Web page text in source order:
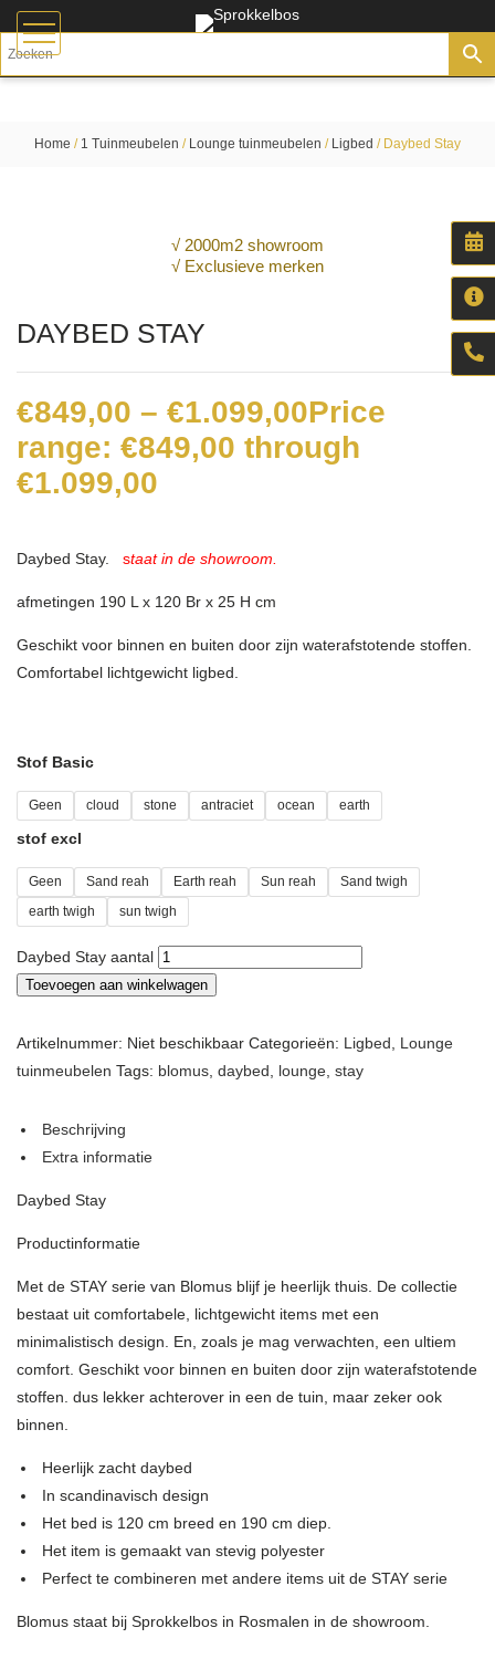
Home / 1 Tuinmeubelen / Lounge tuinmeubelen / Ligbed / Daybed Stay
√ 2000m2 showroom
√ Exclusieve merken
DAYBED STAY
€849,00 – €1.099,00Price
range: €849,00 through
€1.099,00
Daybed Stay. staat in de showroom.
afmetingen 190 L x 120 Br x 25 H cm
Geschikt voor binnen en buiten door zijn waterafstotende stoffen.
Comfortabel lichtgewicht ligbed.
Stof Basic
Geen cloud stone antraciet ocean earth
stof excl
Geen Sand reah Earth reah Sun reah
Sand twigh
earth twigh
sun twigh
Daybed Stay aantal
Toevoegen aan winkelwagen
Artikelnummer: Niet beschikbaar Categorieën: Ligbed
Lounge
tuinmeubelen Tags: blomus daybed lounge stay
Beschrijving
Extra informatie
Daybed Stay
Productinformatie
Met de STAY serie van Blomus blijf je heerlijk thuis. De collectie
bestaat uit comfortabele, lichtgewicht items met een
minimalistisch design. En, zoals je mag verwachten, een ultiem
comfort. Geschikt voor binnen en buiten door zijn waterafstotende
stoffen. dus lekker achterover in een de tuin, maar zeker ook
binnen.
Heerlijk zacht daybed
In scandinavisch design
Het bed is 120 cm breed en 190 cm diep.
Het item is gemaakt van stevig polyester
Perfect te combineren met andere items uit de STAY serie
Blomus staat bij Sprokkelbos in Rosmalen in de showroom.